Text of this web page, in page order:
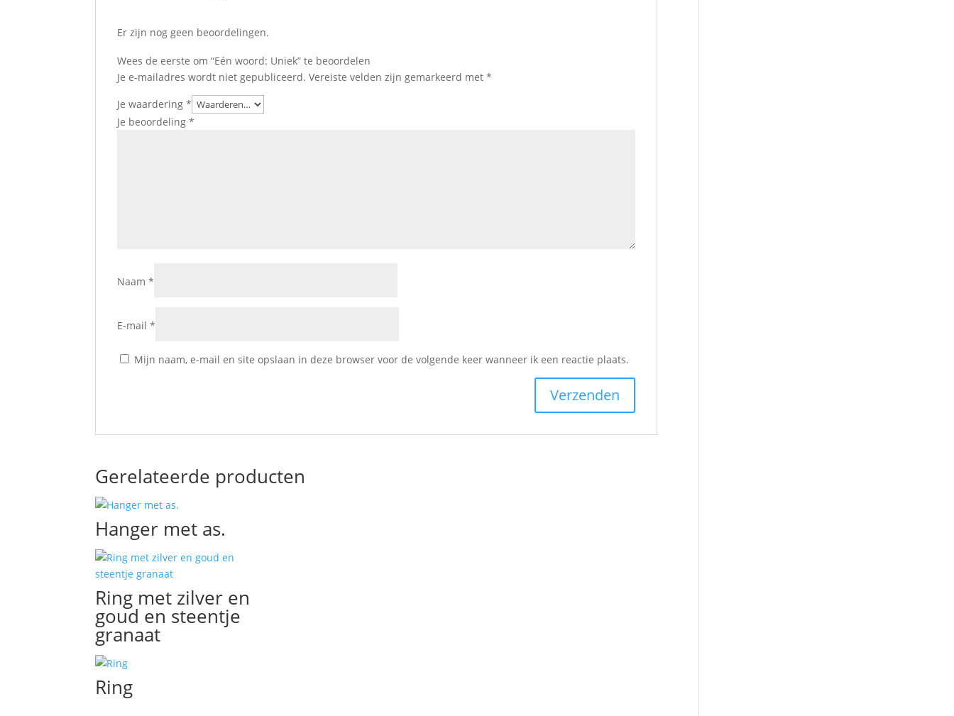
Er zijn nog geen beoordelingen.
Wees de eerste om “Eén woord: Uniek” te beoordelen
Je e-mailadres wordt niet gepubliceerd. Vereiste velden zijn gemarkeerd met*
Je waardering*
Je beoordeling*
Naam*
E-mail*
Mijn naam, e-mail en site opslaan in deze browser voor de volgende keer wanneer ik een reactie plaats.
Gerelateerde producten
Hanger met as.
Ring met zilver en
goud en steentje
granaat
Ring